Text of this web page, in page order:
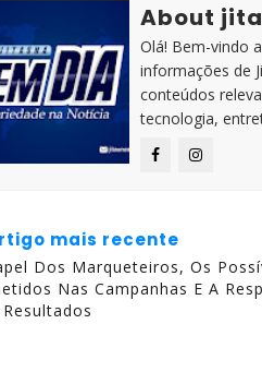
About
Olá! Bem-vindo
informações de
conteúdos
tecnologia,
mais recente
Dos Marqueteiros, Os
Nas Campanhas E A